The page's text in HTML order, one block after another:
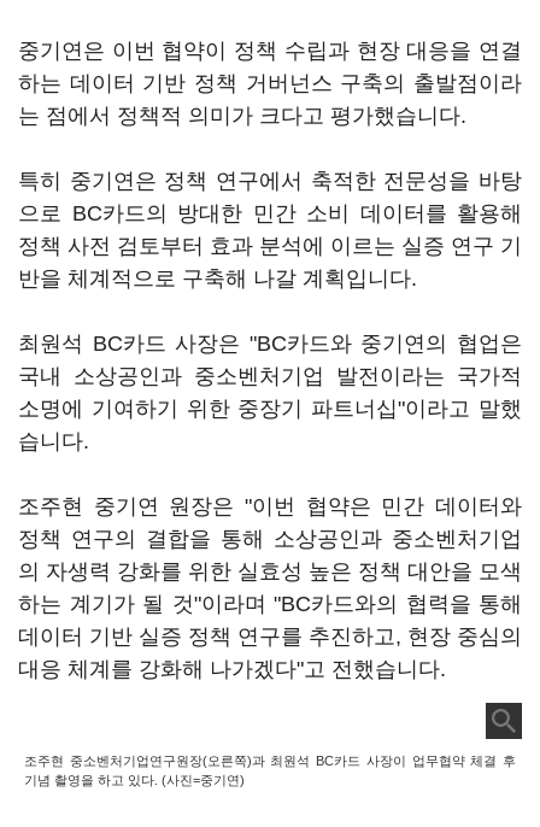
중기연은 이번 협약이 정책 수립과 현장 대응을 연결
하는 데이터 기반 정책 거버넌스 구축의 출발점이라
는 점에서 정책적 의미가 크다고 평가했습니다.
특히 중기연은 정책 연구에서 축적한 전문성을 바탕
으로 BC카드의 방대한 민간 소비 데이터를 활용해
정책 사전 검토부터 효과 분석에 이르는 실증 연구 기
반을 체계적으로 구축해 나갈 계획입니다.
최원석 BC카드 사장은 "BC카드와 중기연의 협업은
국내 소상공인과 중소벤처기업 발전이라는 국가적
소명에 기여하기 위한 중장기 파트너십"이라고 말했
습니다.
조주현 중기연 원장은 "이번 협약은 민간 데이터와
정책 연구의 결합을 통해 소상공인과 중소벤처기업
의 자생력 강화를 위한 실효성 높은 정책 대안을 모색
하는 계기가 될 것"이라며 "BC카드와의 협력을 통해
데이터 기반 실증 정책 연구를 추진하고, 현장 중심의
대응 체계를 강화해 나가겠다"고 전했습니다.
조주현 중소벤처기업연구원장(오른쪽)과 최원석 BC카드 사장이 업무협약 체결 후
기념 촬영을 하고 있다. (사진=중기연)